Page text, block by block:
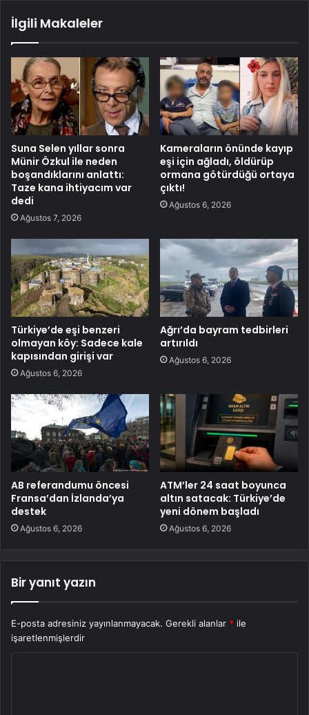
İlgili Makaleler
Suna Selen yıllar sonra
Münir Özkul ile neden
boşandıklarını anlattı:
Taze kana ihtiyacım var
dedi
Ağustos 7, 2026
Kameraların önünde kayıp
eşi için ağladı, öldürüp
ormana götürdüğü ortaya
çıktı!
Ağustos 6, 2026
Türkiye’de eşi benzeri
olmayan köy: Sadece kale
kapısından girişi var
Ağustos 6, 2026
Ağrı’da bayram tedbirleri
artırıldı
Ağustos 6, 2026
AB referandumu öncesi
Fransa’dan İzlanda’ya
destek
Ağustos 6, 2026
ATM’ler 24 saat boyunca
altın satacak: Türkiye’de
yeni dönem başladı
Ağustos 6, 2026
Bir yanıt yazın
E-posta adresiniz yayınlanmayacak. Gerekli alanlar * ile
işaretlenmişlerdir